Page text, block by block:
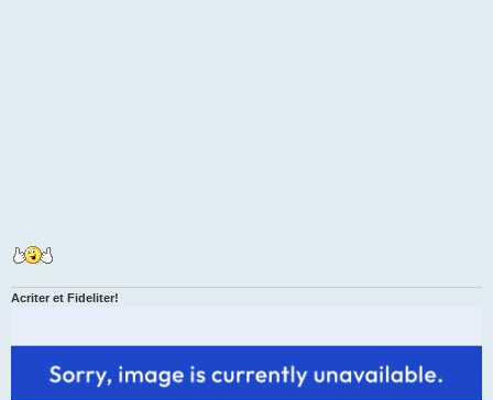
Acriter et Fideliter!